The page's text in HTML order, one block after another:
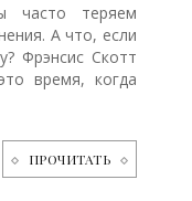
часто теряем
А что, если
Фрэнсис Скотт
время, когда
ПРОЧИТАТЬ